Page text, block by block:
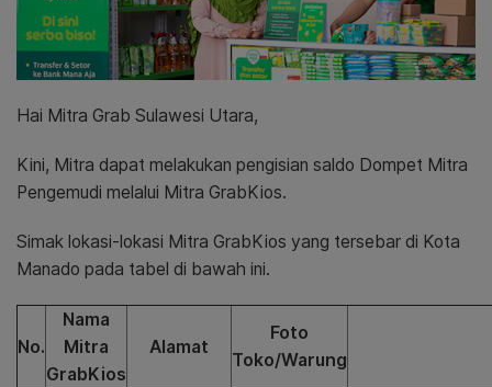
Hai Mitra Grab Sulawesi Utara,
Kini, Mitra dapat melakukan pengisian saldo Dompet Mitra
Pengemudi melalui Mitra GrabKios.
Simak lokasi-lokasi Mitra GrabKios yang tersebar di Kota
Manado pada tabel di bawah ini.
No.
Nama
Mitra
GrabKios
Alamat
Foto
Toko/Warung